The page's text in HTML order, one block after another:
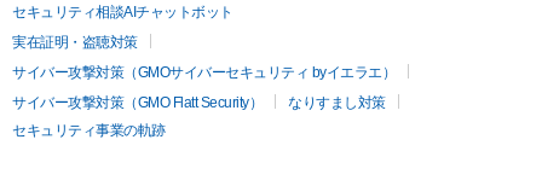
セキュリティ相談AIチャットボット
実在証明・盗聴対策
サイバー攻撃対策（GMOサイバーセキュリティ byイエラエ）
サイバー攻撃対策（GMO Flatt Security）
なりすまし対策
セキュリティ事業の軌跡